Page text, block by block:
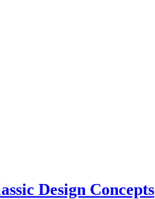
Design Concepts